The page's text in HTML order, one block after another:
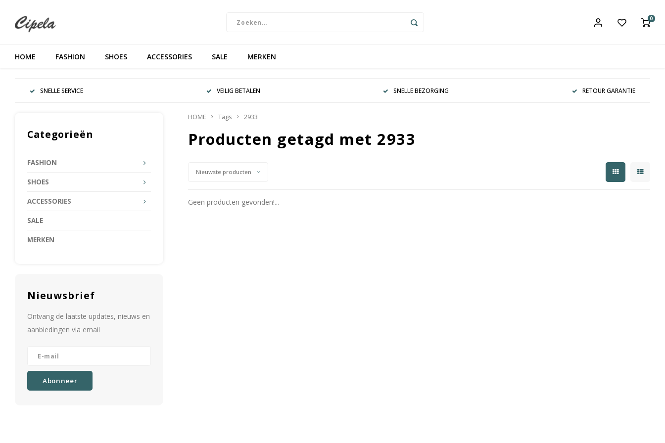
0
HOME FASHION SHOES ACCESSORIES SALE MERKEN
SNELLE SERVICE VEILIG BETALEN SNELLE BEZORGING RETOUR GARANTIE
Categorieën
FASHION
SHOES
ACCESSORIES
SALE
MERKEN
Nieuwsbrief
Ontvang de laatste updates, nieuws en
aanbiedingen via email
Abonneer
HOME Tags 2933
Producten getagd met 2933
Nieuwste producten
Geen producten gevonden!...